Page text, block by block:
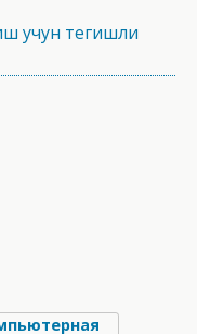
учун тегишли